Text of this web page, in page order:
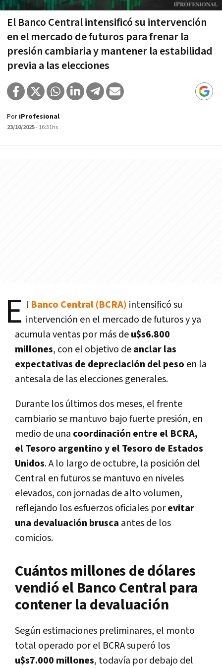
El Banco Central intensificó su intervención
en el mercado de futuros para frenar la
presión cambiaria y mantener la estabilidad
previa a las elecciones
Por iProfesional
23/10/2025- 16:31hs
E l Banco Central (BCRA) intensificó su
intervención en el mercado de futuros y ya
acumula ventas por más deu$s6.800
millones, con el objetivo deanclar las
expectativas de depreciación del peso en la
antesala de las elecciones generales.
Durante los últimos dos meses, el frente
cambiario se mantuvo bajo fuerte presión, en
medio de una coordinación entre el BCRA,
el Tesoro argentino y el Tesoro de Estados
Unidos. A lo largo de octubre, la posición del
Central en futuros se mantuvo en niveles
elevados, con jornadas de alto volumen,
reflejando los esfuerzos oficiales porevitar
una devaluación brusca antes de los
comicios.
Cuántos millones de dólares
vendió el Banco Central para
contener la devaluación
Según estimaciones preliminares, el monto
total operado por el BCRA superó los
u$s7.000 millones, todavía por debajo del